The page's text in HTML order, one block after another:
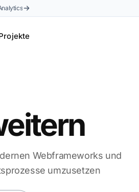
Webframeworks und
umzusetzen